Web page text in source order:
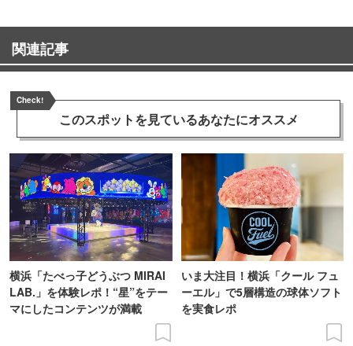
関連記事
Check!
このスポットを見ているあなたにオススメ
横浜「たべっ子どうぶつ MIRAI
LAB.」を体験レポ！“星”をテー
マにしたコンテンツが満載
いま大注目！横浜「クール フュ
ーエル」で5層構造の球体ソフト
を実食レポ